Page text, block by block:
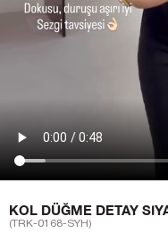
KOL DÜĞME DETAY
(TRK-0168-SYH)